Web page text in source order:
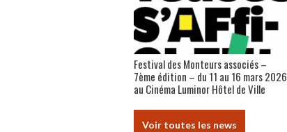
Festival des Monteurs associés –
7ème édition – du 11 au 16 mars 2026
au Cinéma Luminor Hôtel de Ville
Voir toutes les news